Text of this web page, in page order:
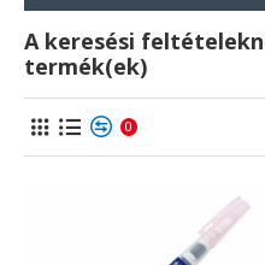
A keresési
termék(ek)
0